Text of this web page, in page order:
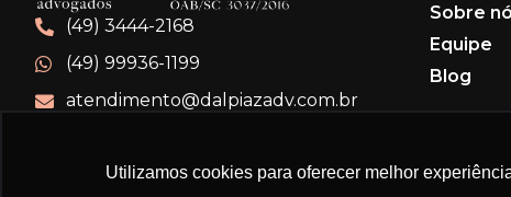
Utilizamos cookies para oferecer melhor
(49) 3444-2168
(49) 99936-1199
atendimento@dalpiazadv.com.br
Sobre
Equipe
Blog